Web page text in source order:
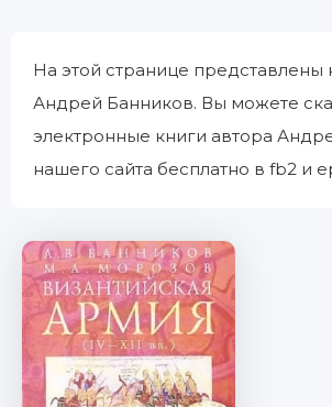
На этой странице представлены
Андрей Банников. Вы можете
электронные книги автора
нашего сайта бесплатно в fb2 и